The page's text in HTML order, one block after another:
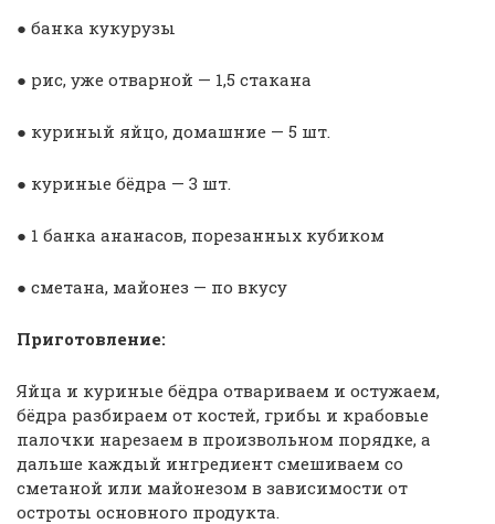
● банка кукурузы
● рис, уже отварной — 1,5 стакана
● куриный яйцо, домашние — 5 шт.
● куриные бёдра — 3 шт.
● 1 банка ананасов, порезанных кубиком
● сметана, майонез — по вкусу
Приготовление:
Яйца и куриные бёдра отвариваем и остужаем,
бёдра разбираем от костей, грибы и крабовые
палочки нарезаем в произвольном порядке, а
дальше каждый ингредиент смешиваем со
сметаной или майонезом в зависимости от
остроты основного продукта.